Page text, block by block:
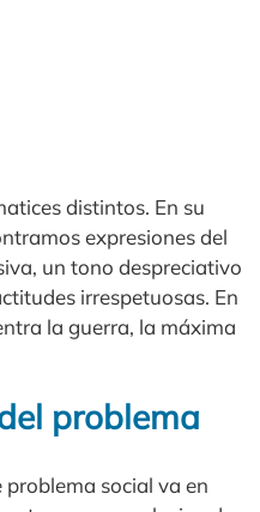
distintos. En su
expresiones del
un tono despreciativo
irrespetuosas. En
la guerra, la máxima
problema
problema social va en